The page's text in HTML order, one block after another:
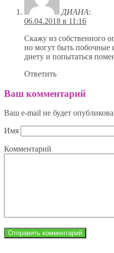
ДИАНА:
06.04.2018 в 11:16
Скажу из собственного
но могут быть побочные
диету и попытаться
Ответить
Ваш комментарий
Ваш e-mail не будет
Имя
Комментарий